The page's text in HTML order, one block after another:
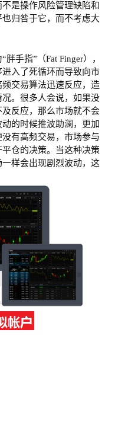
是操作风险管理缺陷和
归咎于它，而不考虑大
手指”（Fat Finger），
入了死循环而导致向市
交易算法迅速反应，造
。很多人会说，如果没
反应，那么市场就不会
的时候推波助澜，更加
有高频交易，市场参与
仓的决策。当这种决策
样会出现剧烈波动，这